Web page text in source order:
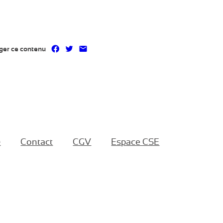
ce contenu Partager sur Facebook
Partager sur Twitter
Contact CGV Espace CSE
avec les réglementations. Personnalisez vos